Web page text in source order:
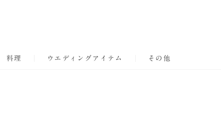
料理 ウエディングアイテム その他